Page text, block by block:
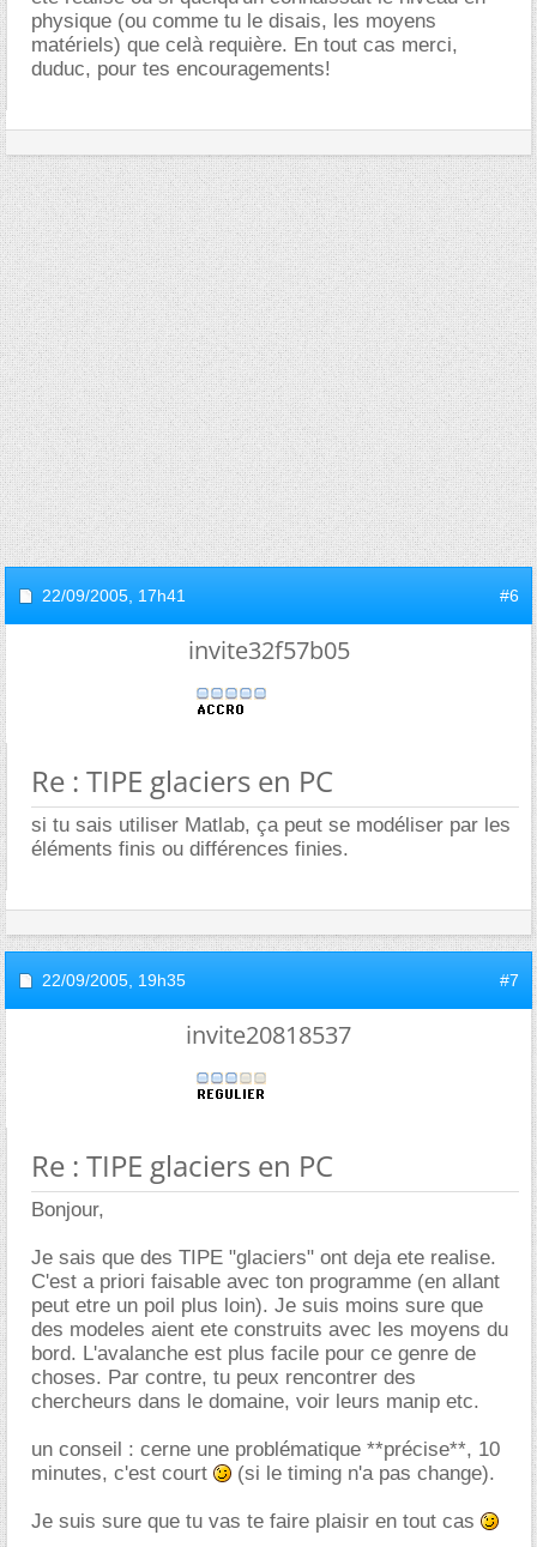
physique (ou comme tu le disais, les moyens
matériels) que celà requière. En tout cas merci,
duduc, pour tes encouragements!
22/09/2005, 17h41 #6
invite32f57b05
Re : TIPE glaciers en PC
si tu sais utiliser Matlab, ça peut se modéliser par les
éléments finis ou différences finies.
22/09/2005, 19h35 #7
invite20818537
Re : TIPE glaciers en PC
Bonjour,
Je sais que des TIPE "glaciers" ont deja ete realise.
C'est a priori faisable avec ton programme (en allant
peut etre un poil plus loin). Je suis moins sure que
des modeles aient ete construits avec les moyens du
bord. L'avalanche est plus facile pour ce genre de
choses. Par contre, tu peux rencontrer des
chercheurs dans le domaine, voir leurs manip etc.
un conseil : cerne une problématique **précise**, 10
minutes, c'est court
(si le timing n'a pas change).
Je suis sure que tu vas te faire plaisir en tout cas